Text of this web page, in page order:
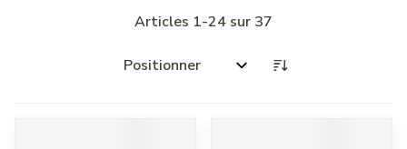
Articles 1-24 sur 37
Trier par: